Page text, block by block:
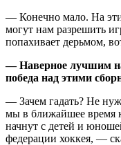
— Конечно мало. На
могут нам разрешить
попахивает дерьмом,
— Наверное лучшим
победа над этими
— Зачем гадать? Не
мы в ближайшее время
начнут с детей и
федерации хоккея, —